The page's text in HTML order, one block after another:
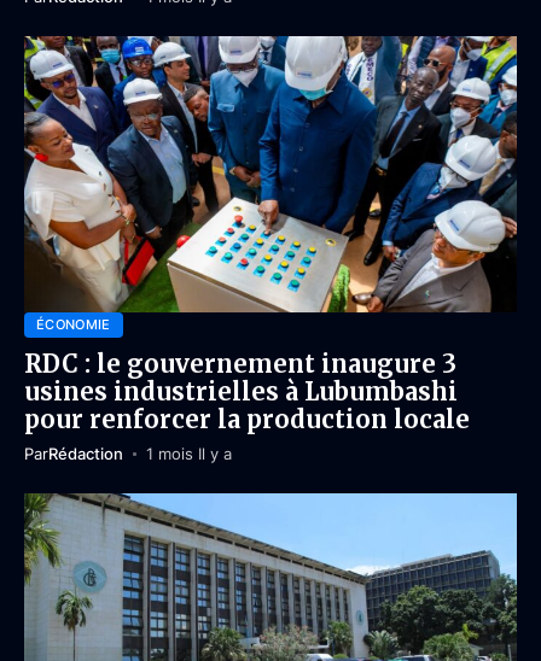
ÉCONOMIE
RDC : le gouvernement inaugure 3
usines industrielles à Lubumbashi
pour renforcer la production locale
ParRédaction 1 mois Il y a